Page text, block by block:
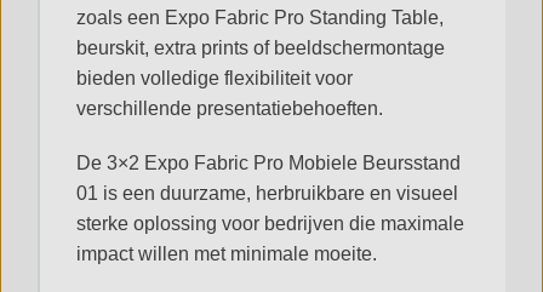
zoals een Expo Fabric Pro Standing Table,
beurskit, extra prints of beeldschermontage
bieden volledige flexibiliteit voor
verschillende presentatiebehoeften.
De 3×2 Expo Fabric Pro Mobiele Beursstand
01 is een duurzame, herbruikbare en visueel
sterke oplossing voor bedrijven die maximale
impact willen met minimale moeite.